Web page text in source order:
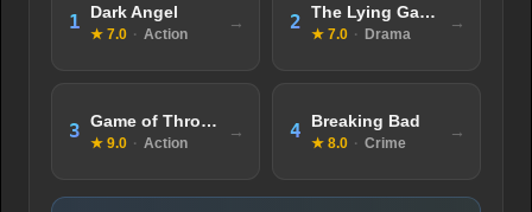
1 Dark Angel
★ 7.0 · Action
2 The Lying Game
★ 7.0 · Drama
3 Game of Thrones
★ 9.0 · Action
4 Breaking Bad
★ 8.0 · Crime